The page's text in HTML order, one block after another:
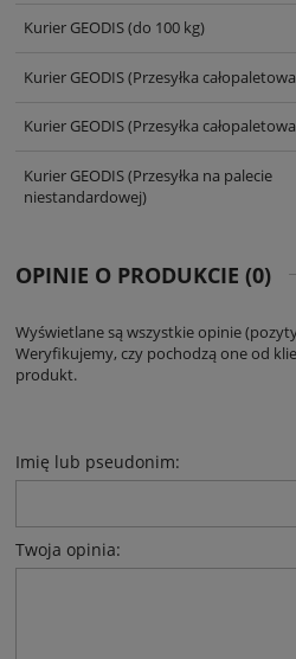
Kurier GEODIS(do 100 kg)
Kurier GEODIS(Przesyłka
Kurier GEODIS(Przesyłka
Kurier GEODIS(Przesyłka na palecie
niestandardowej)
OPINIE O PRODUKCIE (0)
Wyświetlane są wszystkie opinie
Weryfikujemy, czy pochodzą one od
produkt.
Imię lub pseudonim:
Twoja opinia: